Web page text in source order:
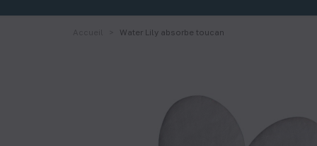
Water Lily absorbe toucan